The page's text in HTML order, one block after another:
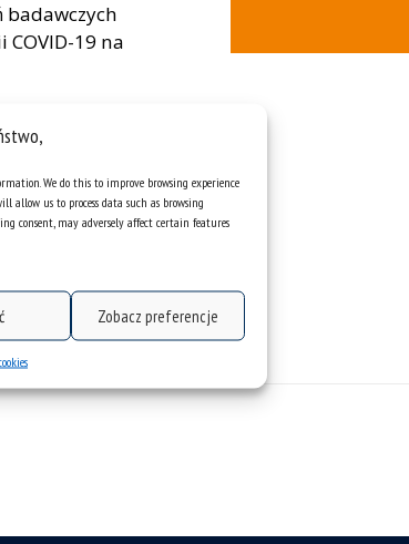
We do this to improve browsing experience
allow us to process data such as browsing
consent, may adversely affect certain features
Zobacz preferencje
badawczych
19 na